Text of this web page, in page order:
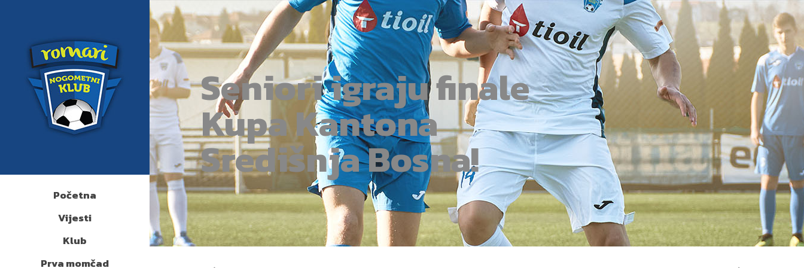
Početna
Vijesti
Klub
Prva momčad
Seniori igraju finale
Kupa Kantona
Središnja Bosna!